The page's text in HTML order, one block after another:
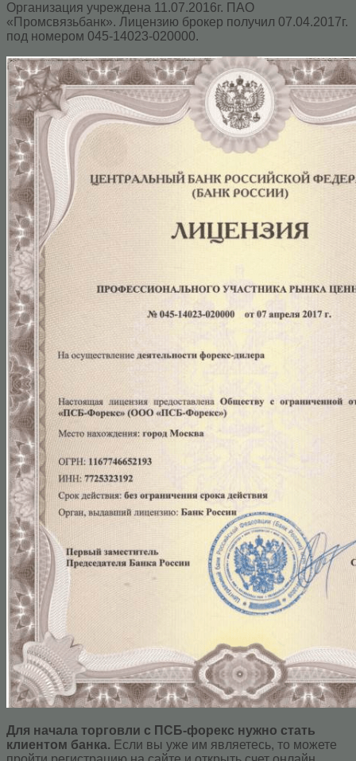
Организация учреждена 11.07.2016г. ПАО
«Промсвязьбанк». Лицензию брокер получил 07.04.2017г.
под номером 045-14023-020000.
Для начала торговли с ПСБ-форекс нужно стать
клиентом банка. Если вы уже им являетесь, то можете